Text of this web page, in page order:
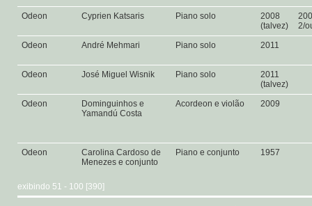
Odeon Cyprien Katsaris Piano solo
2008
(talvez)
2/
Odeon
André Mehmari Piano solo 2011
Odeon José Miguel Wisnik Piano solo
2011
(talvez)
Odeon
Dominguinhos e
Yamandú Costa
Acordeon e violão 2009
Odeon
Carolina Cardoso de
Menezes e conjunto
Piano e conjunto 1957
exibindo 51 - 100 [390]